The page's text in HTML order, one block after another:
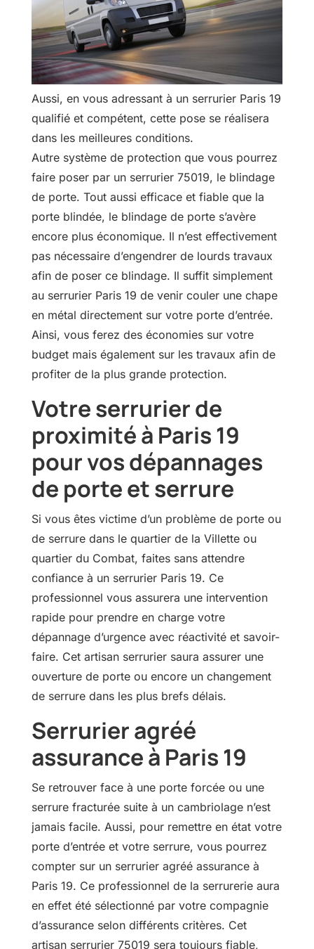
Aussi, en vous adressant à un serrurier Paris 19
qualifié et compétent, cette pose se réalisera
dans les meilleures conditions.
Autre système de protection que vous pourrez
faire poser par un serrurier 75019, le blindage
de porte. Tout aussi efficace et fiable que la
porte blindée, le blindage de porte s’avère
encore plus économique. Il n’est effectivement
pas nécessaire d’engendrer de lourds travaux
afin de poser ce blindage. Il suffit simplement
au serrurier Paris 19 de venir couler une chape
en métal directement sur votre porte d’entrée.
Ainsi, vous ferez des économies sur votre
budget mais également sur les travaux afin de
profiter de la plus grande protection.
Votre serrurier de
proximité à Paris 19
pour vos dépannages
de porte et serrure
Si vous êtes victime d’un problème de porte ou
de serrure dans le quartier de la Villette ou
quartier du Combat, faites sans attendre
confiance à un serrurier Paris 19. Ce
professionnel vous assurera une intervention
rapide pour prendre en charge votre
dépannage d’urgence avec réactivité et savoir-
faire. Cet artisan serrurier saura assurer une
ouverture de porte ou encore un changement
de serrure dans les plus brefs délais.
Serrurier agréé
assurance à Paris 19
Se retrouver face à une porte forcée ou une
serrure fracturée suite à un cambriolage n’est
jamais facile. Aussi, pour remettre en état votre
porte d’entrée et votre serrure, vous pourrez
compter sur un serrurier agréé assurance à
Paris 19. Ce professionnel de la serrurerie aura
en effet été sélectionné par votre compagnie
d’assurance selon différents critères. Cet
artisan serrurier 75019 sera toujours fiable,